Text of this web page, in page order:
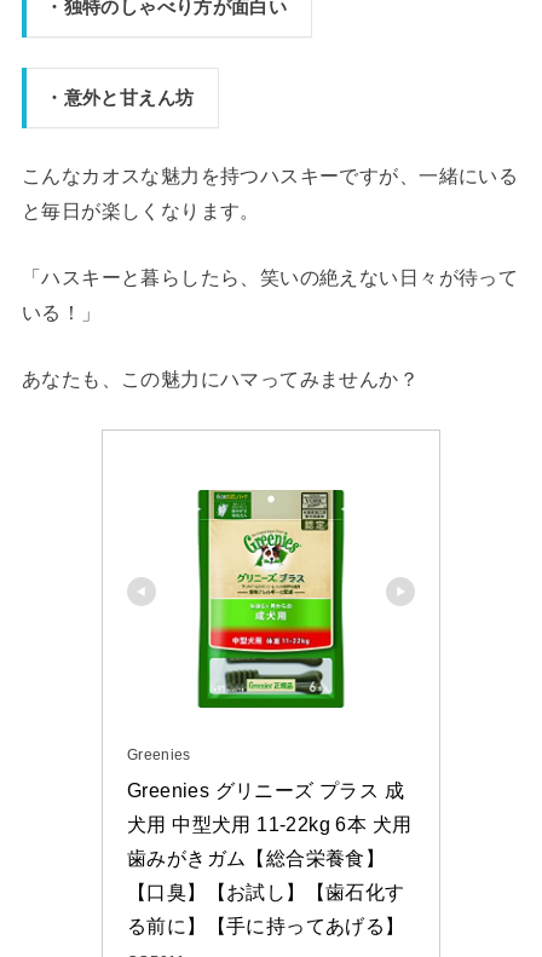
・独特のしゃべり方が面白い
・意外と甘えん坊
こんなカオスな魅力を持つハスキーですが、一緒にいる
と毎日が楽しくなります。
「ハスキーと暮らしたら、笑いの絶えない日々が待って
いる！」
あなたも、この魅力にハマってみませんか？
Greenies
Greenies グリニーズ プラス 成
犬用 中型犬用 11-22kg 6本 犬用
歯みがきガム【総合栄養食】
【口臭】【お試し】【歯石化す
る前に】【手に持ってあげる】